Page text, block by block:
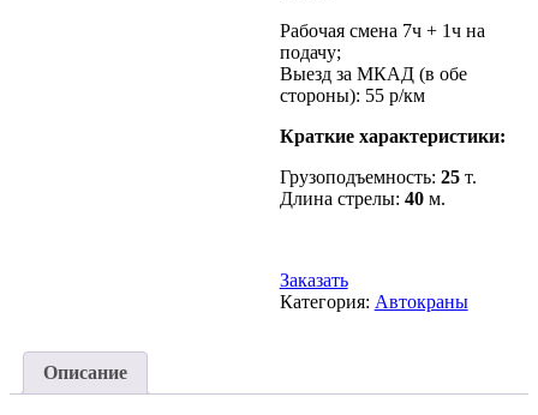
Рабочая смена 7ч + 1ч на
подачу;
Выезд за МКАД (в обе
стороны): 55 р/км
Краткие характеристики:
Грузоподъемность: 25т.
Длина стрелы: 40м.
Заказать
Категория: Автокраны
Описание